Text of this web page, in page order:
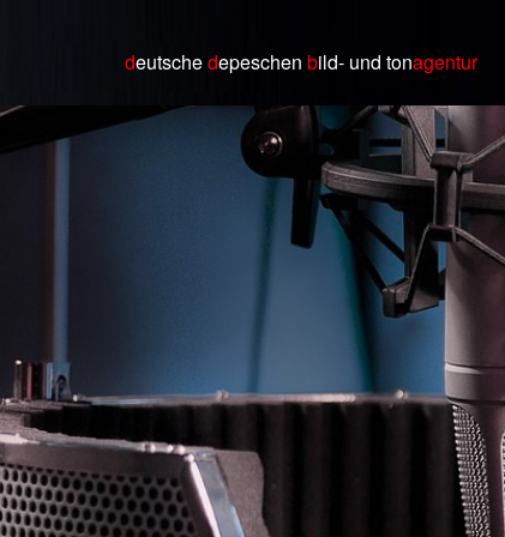
deutschedepeschen bild- und tonagentur